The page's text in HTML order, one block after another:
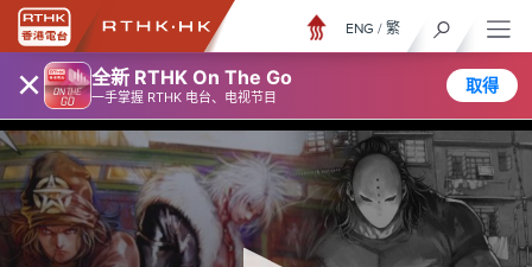
× 全新 RTHK On The Go
一手掌握 RTHK 电台、电视节目
取得
ENG / 繁